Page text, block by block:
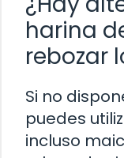
harina
rebozar
Si no
puedes
incluso